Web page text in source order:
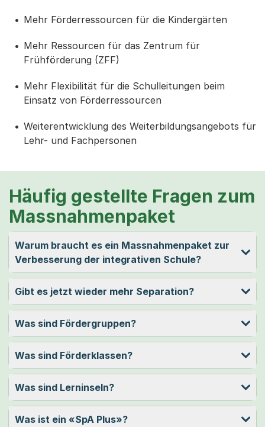
Mehr Förderressourcen für die Kindergärten
Mehr Ressourcen für das Zentrum für
Frühförderung (ZFF)
Mehr Flexibilität für die Schulleitungen beim
Einsatz von Förderressourcen
Weiterentwicklung des Weiterbildungsangebots für
Lehr- und Fachpersonen
Häufig gestellte Fragen zum
Massnahmenpaket
Warum braucht es ein Massnahmenpaket zur
Verbesserung der integrativen Schule?
Gibt es jetzt wieder mehr Separation?
Was sind Fördergruppen?
Was sind Förderklassen?
Was sind Lerninseln?
Was ist ein «SpA Plus»?